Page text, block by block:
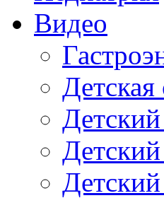
Видео
Детская